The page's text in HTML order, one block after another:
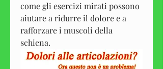
come gli esercizi mirati possono
aiutare a ridurre il dolore e a
rafforzare i muscoli della
schiena.